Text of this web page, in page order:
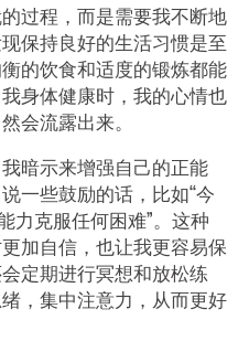
过程，而是需要我不断地
保持良好的生活习惯是至
的饮食和适度的锻炼都能
身体健康时，我的心情也
会流露出来。
暗示来增强自己的正能
一些鼓励的话，比如“今
力克服任何困难”。这种
加自信，也让我更容易保
定期进行冥想和放松练
，集中注意力，从而更好